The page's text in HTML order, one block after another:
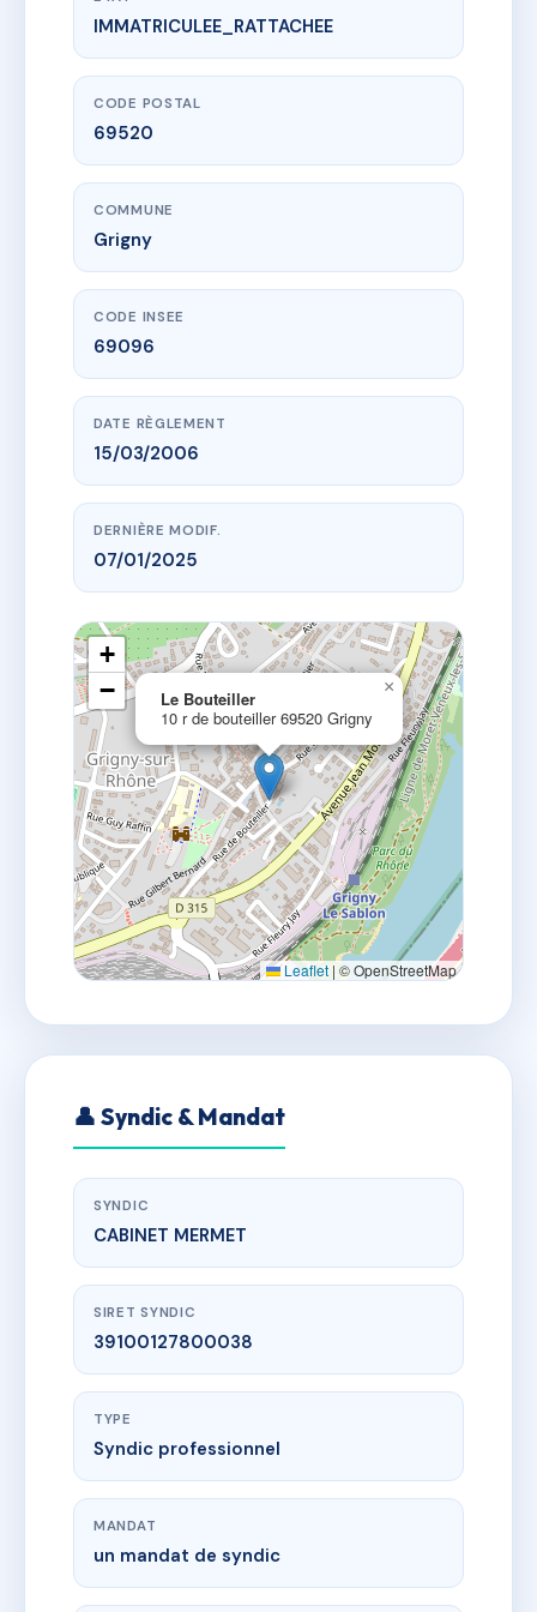
www.vme.plus/AE0835017
Le Bouteiller
10 r de bouteiller
IMMATRICULEE_RATTACHEE
CODE POSTAL
69520
COMMUNE
Grigny
CODE INSEE
69096
DATE RÈGLEMENT
15/03/2006
DERNIÈRE MODIF.
07/01/2025
Le Bouteiller
10 r de bouteiller 69520 Grigny
×
+
−
Leaflet | © OpenStreetMap
👤 Syndic & Mandat
SYNDIC
CABINET MERMET
SIRET SYNDIC
39100127800038
TYPE
Syndic professionnel
MANDAT
un mandat de syndic